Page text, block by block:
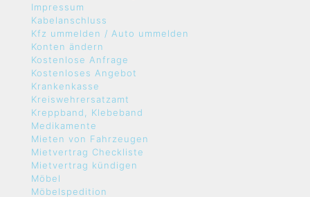
Impressum
Kabelanschluss
Kfz ummelden / Auto ummelden
Konten ändern
Kostenlose Anfrage
Kostenloses Angebot
Krankenkasse
Kreiswehrersatzamt
Kreppband, Klebeband
Medikamente
Mieten von Fahrzeugen
Mietvertrag Checkliste
Mietvertrag kündigen
Möbel
Möbelspedition